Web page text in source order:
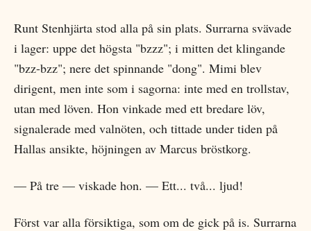
Runt Stenhjärta stod alla på sin plats. Surrarna svävade
i lager: uppe det högsta "bzzz"; i mitten det klingande
"bzz-bzz"; nere det spinnande "dong". Mimi blev
dirigent, men inte som i sagorna: inte med en trollstav,
utan med löven. Hon vinkade med ett bredare löv,
signalerade med valnöten, och tittade under tiden på
Hallas ansikte, höjningen av Marcus bröstkorg.
— På tre — viskade hon. — Ett... två... ljud!
Först var alla försiktiga, som om de gick på is. Surrarna